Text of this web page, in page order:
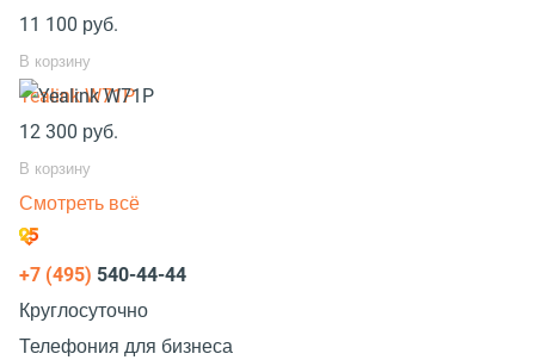
11 100 руб.
В корзину
Yealink W71P
12 300 руб.
В корзину
Смотреть всё
+7 (495) 540-44-44
Круглосуточно
Телефония для бизнеса